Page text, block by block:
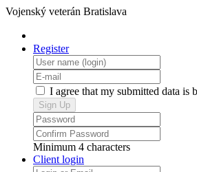
Vojenský veterán Bratislava
Register
I agree that my submitted data is
Minimum 4 characters
Client login